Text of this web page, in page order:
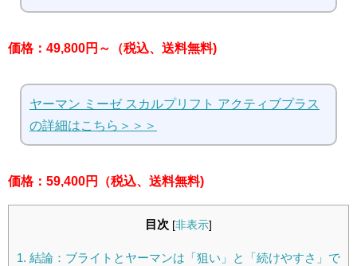
価格：49,800円～（税込、送料無料)
ヤーマン ミーゼ スカルプリフト アクティブプラス
の詳細はこちら＞＞＞
価格：59,400円（税込、送料無料)
目次 [非表示]
1. 結論：ブライトとヤーマンは「狙い」と「続けやすさ」で